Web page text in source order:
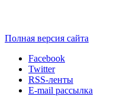
Полная версия сайта
Facebook
Twitter
RSS-ленты
E-mail рассылка